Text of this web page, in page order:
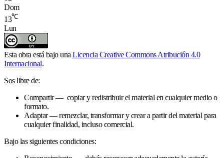
Dom
13℃
Lun
Esta obra está bajo una Licencia Creative Commons Atribución 4.0
Internacional.
Sos libre de:
Compartir — copiar y redistribuir el material en cualquier medio o
formato.
Adaptar — remezclar, transformar y crear a partir del material para
cualquier finalidad, incluso comercial.
Bajo las siguientes condiciones: